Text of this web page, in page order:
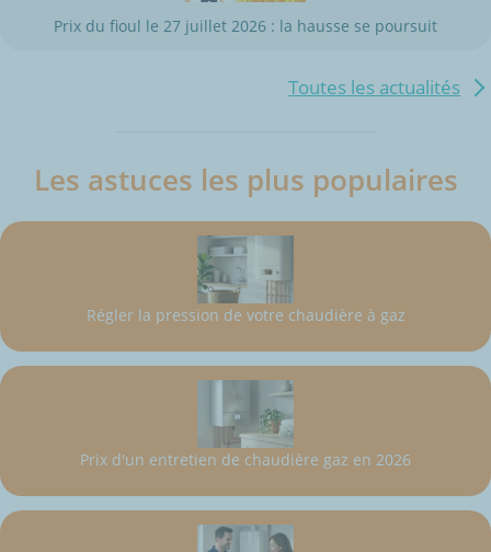
Prix du fioul le 27 juillet 2026 : la hausse se poursuit
Toutes les actualités
Les astuces les plus populaires
Régler la pression de votre chaudière à gaz
Prix d'un entretien de chaudière gaz en 2026